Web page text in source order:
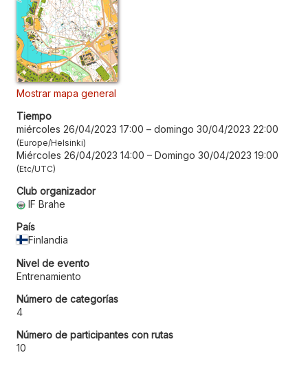
Mostrar mapa general
Tiempo
miércoles 26/04/2023 17:00 – domingo 30/04/2023 22:00
Europe/Helsinki
Miércoles 26/04/2023 14:00 – Domingo 30/04/2023 19:00
Etc/UTC
Club organizador
IF Brahe
País
Finlandia
Nivel de evento
Entrenamiento
Número de categorías
4
Número de participantes con rutas
10